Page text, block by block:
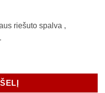
riešuto spalva ,
spalva šviesus riešutas